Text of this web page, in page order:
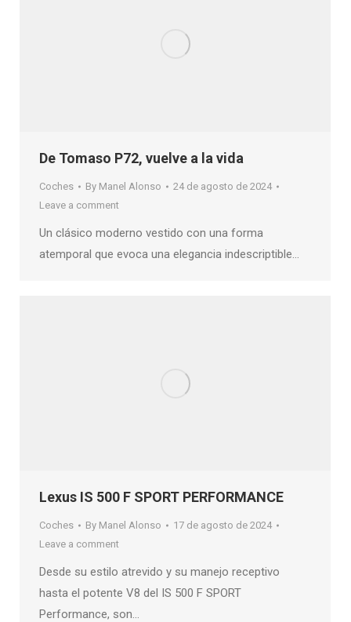
De Tomaso P72, vuelve a la vida
Coches By Manel Alonso
24 de agosto de 2024
Leave a comment
Un clásico moderno vestido con una forma
atemporal que evoca una elegancia indescriptible…
Lexus IS 500 F SPORT PERFORMANCE
Coches By Manel Alonso
17 de agosto de 2024
Leave a comment
Desde su estilo atrevido y su manejo receptivo
hasta el potente V8 del IS 500 F SPORT
Performance, son…